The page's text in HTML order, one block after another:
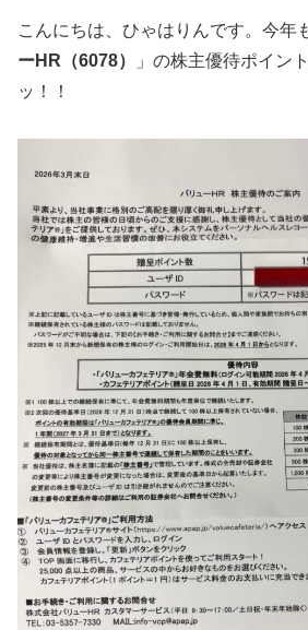
こんにちは、ひゃはりんです。今年
ーHR（6078）
」の株主優待ポイン
ッ！！